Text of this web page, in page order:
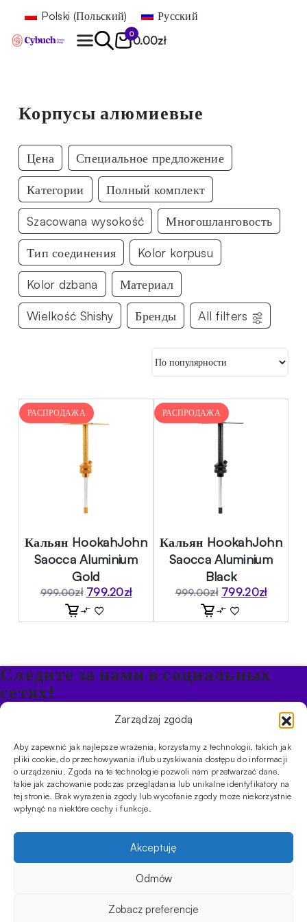
Zarządzaj zgodą
Aby zapewnić jak najlepsze wrażenia, korzystamy z technologii, takich jak
pliki cookie, do przechowywania i/lub uzyskiwania dostępu do informacji
o urządzeniu. Zgoda na te technologie pozwoli nam przetwarzać dane,
takie jak zachowanie podczas przeglądania lub unikalne identyfikatory na
tej stronie. Brak wyrażenia zgody lub wycofanie zgody może niekorzystnie
wpłynąć na niektóre cechy i funkcje.
Akceptuję
Odmów
Zobacz preferencje
Polski (Польский) Русский
0
0.00zł
Корпусы алюмиевые
Цена Специальное предложение
Категории Полный комплект
Szacowana wysokość Многошланговость
Тип соединения Kolor korpusu
Kolor dzbana Материал
Wielkość Shishy Бренды All filters
РАСПРОДАЖА
Кальян HookahJohn
Saocca Aluminium
Gold
999.00zł Первоначальная
цена
799.20zł
Текущая
цена:
РАСПРОДАЖА
Кальян HookahJohn
Saocca Aluminium
Black
999.00zł Первоначальная
цена
799.20zł
Текущая
цена:
Следите за нами в социальных
сетях!
Будьте в курсе акций и новостей в Кальяне
ПРОДУКТЫ
КальяныЧашиУгли и розжигПродукты безникотиновые
ИНФОРМАЦИЯ
АКЦИИFAQФирмыПравила работы магазина
УСЛУГИ
Оптовое предложение Магазин Обучения
CYBUCH - SHISHA SKLEP
кальяна, и с помощью наших гидов вы сможете устроить